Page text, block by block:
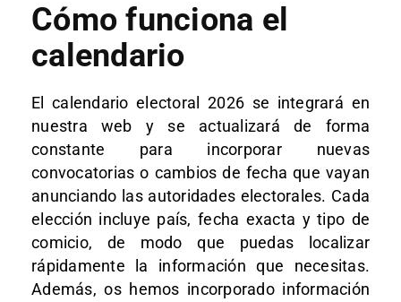
Cómo funciona el
calendario
El calendario electoral 2026 se integrará en
nuestra web y se actualizará de forma
constante para incorporar nuevas
convocatorias o cambios de fecha que vayan
anunciando las autoridades electorales. Cada
elección incluye país, fecha exacta y tipo de
comicio, de modo que puedas localizar
rápidamente la información que necesitas.
Además, os hemos incorporado información